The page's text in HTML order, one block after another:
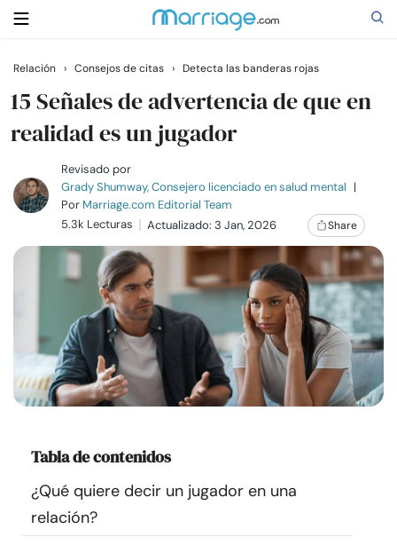
Buscar
Casarse
Relaciones
Familia
Cursos
Comunidad
Encuentra un terapeuta
Relación › Consejos de citas › Detecta las banderas rojas
15 Señales de advertencia de que en
realidad es un jugador
Revisado por
Grady Shumway, Consejero licenciado en salud mental |
Por Marriage.com Editorial Team
5.3k Lecturas
Actualizado: 3 Jan, 2026 Share
Tabla de contenidos
¿Qué quiere decir un jugador en una
relación?